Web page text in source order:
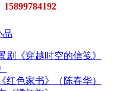
品
剧《穿越时空的信笺》
红色家书》（陈春华）